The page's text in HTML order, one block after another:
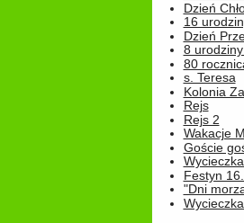
Dzień
16
Dzień
8
80
s. Teresa
Kolonia
Rejs
Rejs 2
Wakacje
Goście
Festyn
"Dni